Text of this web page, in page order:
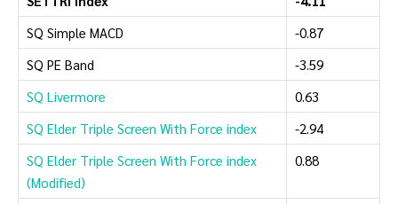
SQ Simple MACD
-0.87
SQ PE Band
-3.59
SQ Livermore
0.63
SQ Elder Triple Screen With Force index
-2.94
SQ Elder Triple Screen With Force index
(Modified)
0.88